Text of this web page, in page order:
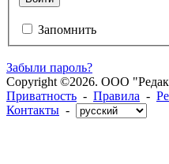
Запомнить
Забыли пароль?
Copyright ©2026. ООО
Приватность - Правила -
Контакты -